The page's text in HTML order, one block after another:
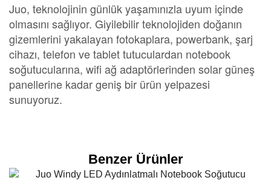
Juo, teknolojinin günlük yaşamınızla uyum içinde
olmasını sağlıyor. Giyilebilir teknolojiden doğanın
gizemlerini yakalayan fotokaplara, powerbank, şarj
cihazı, telefon ve tablet tutuculardan notebook
soğutucularına, wifi ağ adaptörlerinden solar güneş
panellerine kadar geniş bir ürün yelpazesi
sunuyoruz.
Benzer Ürünler